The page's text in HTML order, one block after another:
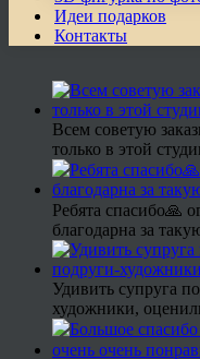
Идеи подарков
Контакты
Всем советую
только в этой
Ребята спасибо🙏
благодарна за
Удивить супруга
художники,